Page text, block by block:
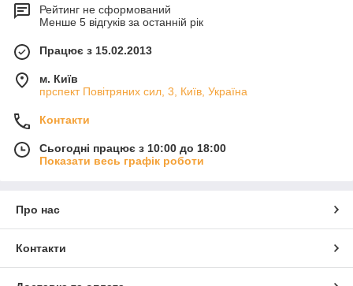
Рейтинг не сформований
Менше 5 відгуків за останній рік
Працює з 15.02.2013
м. Київ
прспект Повітряних сил, 3, Київ, Україна
Контакти
Сьогодні працює з 10:00 до 18:00
Показати весь графік роботи
Про нас
Контакти